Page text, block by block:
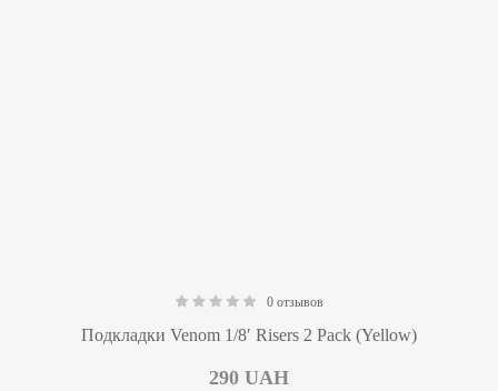
0 отзывов
Подкладки Venom 1/8′ Risers 2 Pack (Yellow)
290 UAH